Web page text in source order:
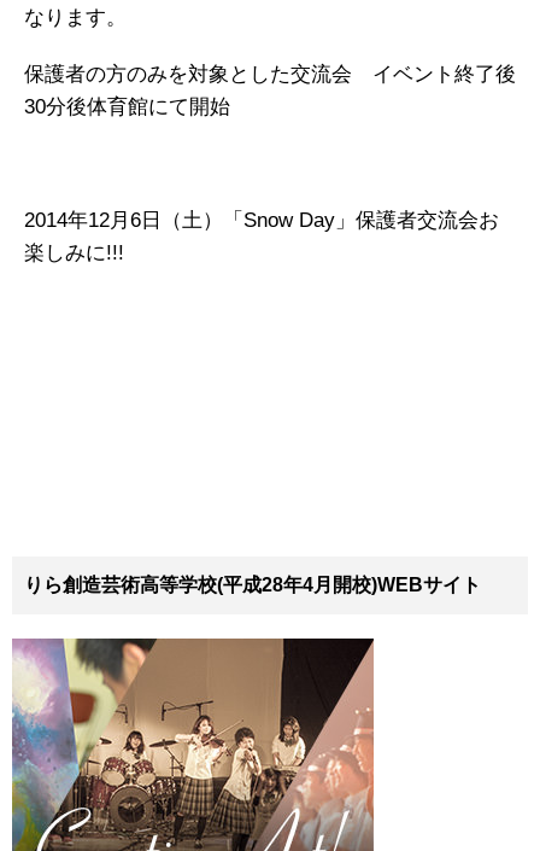
なります。
保護者の方のみを対象とした交流会 イベント終了後
30分後体育館にて開始
2014年12月6日（土）「Snow Day」保護者交流会お
楽しみに!!!
りら創造芸術高等学校(平成28年4月開校)WEBサイト